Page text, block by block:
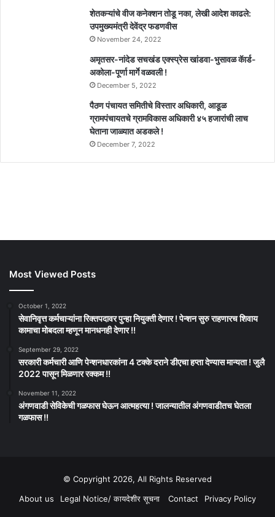
शेतकऱ्यांचे वीज कनेक्शन तोडू नका, लेखी आदेश काढले:
उपमुख्यमंत्री देवेंद्र फडणवीस
November 24, 2022
अमृतसर-नांदेड सचखंड एक्स्प्रेस खांडवा-भुसावळ कॅार्ड-
अकोला-पूर्णा मार्गे वळवली !
December 5, 2022
पैठण पंचायत समितीचे विस्तार अधिकारी, आडूळ
ग्रामपंचायतचे ग्रामविकास अधिकारी ४५ हजारांची लाच
घेताना जाळ्यात अडकले !
December 7, 2022
Most Viewed Posts
October 1, 2022
सेवानिवृत्त कर्मचाऱ्यांना रिक्तपदावर पुन्हा नियुक्ती देणार ! पेन्शन सुरु राहणारच शिवाय
कामाचा मोबदला म्हणून मानधनही देणार !!
September 29, 2022
सरकारी कर्मचारी आणि पेन्शनधारकांना 4 टक्के दराने डीएचा हप्ता देण्यास मान्यता ! जुलै
2022 पासून मिळणार रक्कम !!
November 11, 2022
अंगणवाडी सेविकेची गळफास घेऊन आत्महत्या ! जालन्यातील अंगणवाडीतच घेतला
गळफास !!
© Copyright 2026, All Rights Reserved
About us
Legal Notice/ कायदेशीर सूचना Contact Privacy Policy